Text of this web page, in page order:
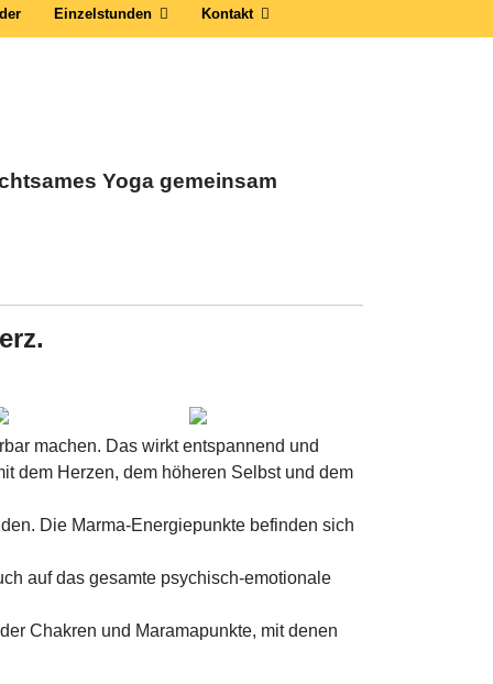
Einzelstunden Kontakt
Yoga gemeinsam
machen. Das wirkt entspannend und
dem Herzen, dem höheren Selbst und dem
Die Marma-Energiepunkte befinden sich
auf das gesamte psychisch-emotionale
Chakren und Maramapunkte, mit denen